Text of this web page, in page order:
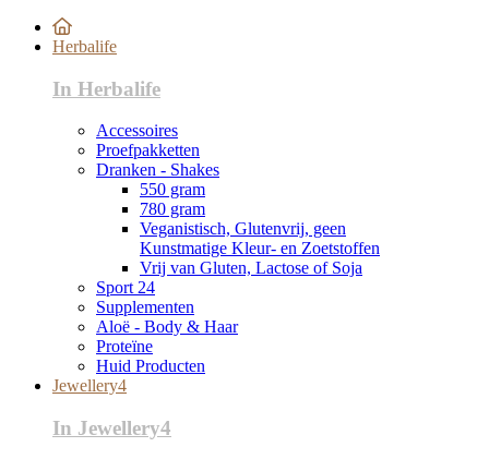
Herbalife
In Herbalife
Accessoires
Proefpakketten
Dranken - Shakes
550 gram
780 gram
Veganistisch, Glutenvrij, geen
Kunstmatige Kleur- en Zoetstoffen
Vrij van Gluten, Lactose of Soja
Sport 24
Supplementen
Aloë - Body & Haar
Proteïne
Huid Producten
Jewellery4
In Jewellery4